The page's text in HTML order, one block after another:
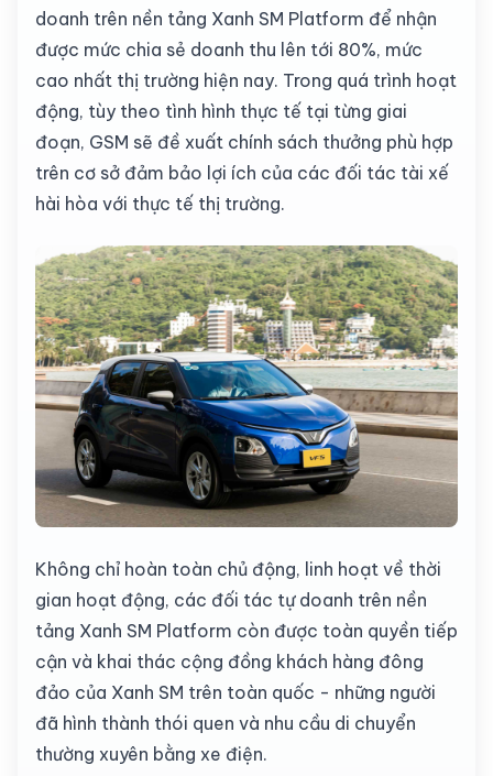
doanh trên nền tảng Xanh SM Platform để nhận
được mức chia sẻ doanh thu lên tới 80%, mức
cao nhất thị trường hiện nay. Trong quá trình hoạt
động, tùy theo tình hình thực tế tại từng giai
đoạn, GSM sẽ đề xuất chính sách thưởng phù hợp
trên cơ sở đảm bảo lợi ích của các đối tác tài xế
hài hòa với thực tế thị trường.
Không chỉ hoàn toàn chủ động, linh hoạt về thời
gian hoạt động, các đối tác tự doanh trên nền
tảng Xanh SM Platform còn được toàn quyền tiếp
cận và khai thác cộng đồng khách hàng đông
đảo của Xanh SM trên toàn quốc - những người
đã hình thành thói quen và nhu cầu di chuyển
thường xuyên bằng xe điện.